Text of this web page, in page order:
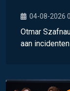
04-08-2026
Otmar
aan